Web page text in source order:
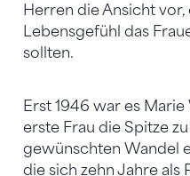
Herren die Ansicht vor,
Lebensgefühl das
sollten.
Erst 1946 war es
erste Frau die Spitze
gewünschten Wandel
die sich zehn Jahre als